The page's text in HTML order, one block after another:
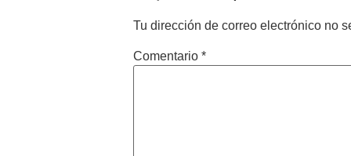
Tu dirección de correo electrónico no
Comentario *